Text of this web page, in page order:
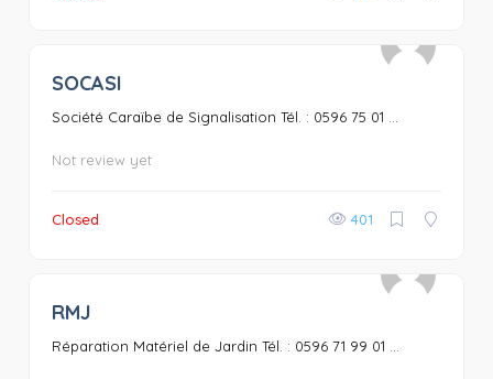
SOCASI
Société Caraïbe de Signalisation Tél. : 0596 75 01 ...
Not review yet
Closed 401
RMJ
Réparation Matériel de Jardin Tél. : 0596 71 99 01 ...